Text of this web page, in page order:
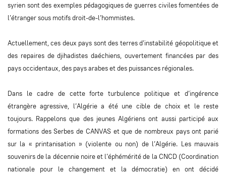
syrien sont des exemples pédagogiques de guerres civiles fomentées de
l’étranger sous motifs droit-de-l’hommistes.
Actuellement, ces deux pays sont des terres d’instabilité géopolitique et
des repaires de djihadistes daéchiens, ouvertement financées par des
pays occidentaux, des pays arabes et des puissances régionales.
Dans le cadre de cette forte turbulence politique et d’ingérence
étrangère agressive, l’Algérie a été une cible de choix et le reste
toujours. Rappelons que des jeunes Algériens ont aussi participé aux
formations des Serbes de CANVAS et que de nombreux pays ont parié
sur la « printanisation » (violente ou non) de l’Algérie. Les mauvais
souvenirs de la décennie noire et l’éphémérité de la CNCD (Coordination
nationale pour le changement et la démocratie) en ont décidé